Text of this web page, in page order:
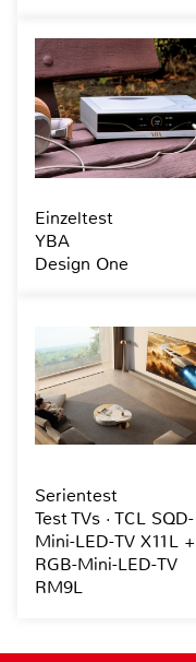
Einzeltest
YBA
Design One
Serientest
Test TVs · TCL SQD-
Mini-LED-TV X11L +
RGB-Mini-LED-TV
RM9L